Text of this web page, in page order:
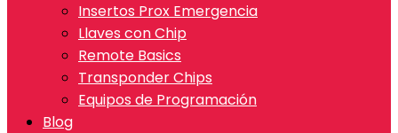
Insertos Prox Emergencia
Llaves con Chip
Remote Basics
Transponder Chips
Equipos de Programación
Blog